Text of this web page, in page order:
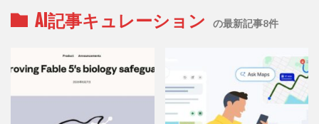
AI記事キュレーション の最新記事8件